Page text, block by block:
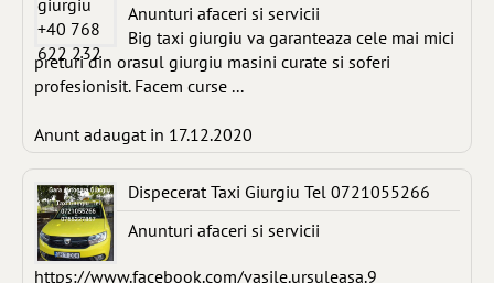
Anunturi afaceri si servicii
Big taxi giurgiu va garanteaza cele mai mici
preturi din orasul giurgiu masini curate si soferi
profesionisit. Facem curse ...
Anunt adaugat in 17.12.2020
Dispecerat Taxi Giurgiu Tel 0721055266
Anunturi afaceri si servicii
https://www.facebook.com/vasile.ursuleasa.9